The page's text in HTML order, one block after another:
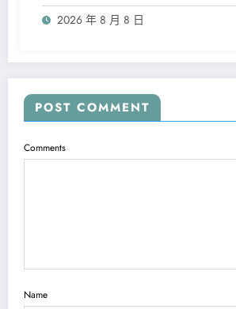
2026 年 8 月 8 日
POST COMMENT
Comments
Name